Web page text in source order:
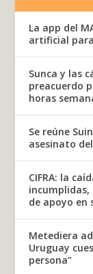
La app del
artificial
Sunca y las
preacuerdo
horas
Se reúne
asesinato
CIFRA: la
incumplidas,
de apoyo en
Metediera
Uruguay
persona”